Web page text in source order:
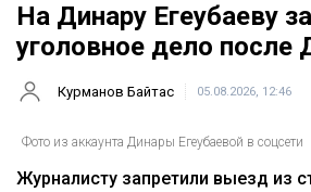
На Динару Егеубаеву
уголовное дело после
Курманов Байтас 05.08.2026, 12:46